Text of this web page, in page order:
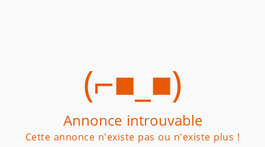
(⌐■_■)
Annonce introuvable
Cette annonce n'existe pas ou n'existe plus !